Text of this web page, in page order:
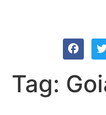
Tag: